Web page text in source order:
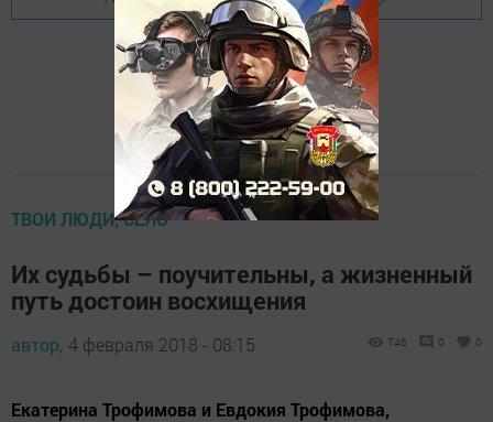
ТВОИ ЛЮДИ, СЕЛО
Их судьбы – поучительны, а жизненный
путь достоин восхищения
автор, 4 февраля 2018 - 08:15 746 0 0
Екатерина Трофимова и Евдокия Трофимова,